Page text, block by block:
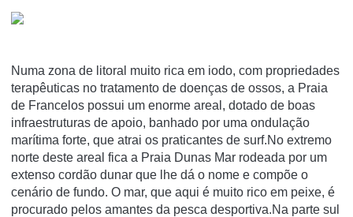
Numa zona de litoral muito rica em iodo, com propriedades
terapêuticas no tratamento de doenças de ossos, a Praia
de Francelos possui um enorme areal, dotado de boas
infraestruturas de apoio, banhado por uma ondulação
marítima forte, que atrai os praticantes de surf.No extremo
norte deste areal fica a Praia Dunas Mar rodeada por um
extenso cordão dunar que lhe dá o nome e compõe o
cenário de fundo. O mar, que aqui é muito rico em peixe, é
procurado pelos amantes da pesca desportiva.Na parte sul